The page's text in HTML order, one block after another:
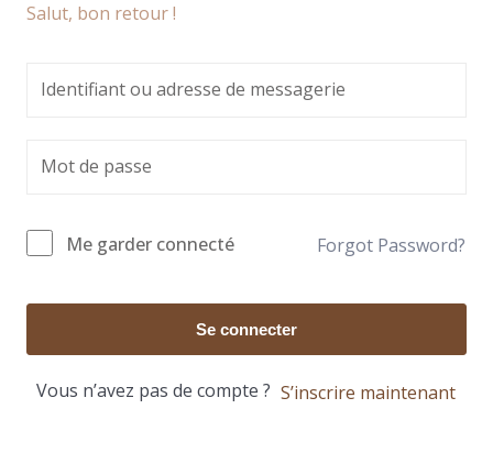
Salut, bon retour !
Me garder connecté Forgot Password?
Se connecter
Vous n’avez pas de compte ? S’inscrire maintenant